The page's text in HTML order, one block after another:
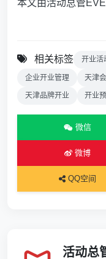
本文由活动总管
相关标签 开业活
企业开业管理 天津
天津品牌开业 开业
微信
微博
QQ空间
活动总